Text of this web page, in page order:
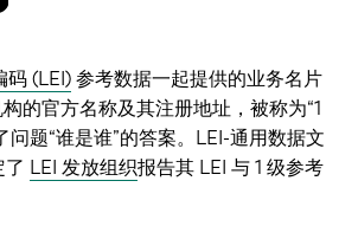
码 (LEI)参考数据一起提供的业务名片
的官方名称及其注册地址，被称为“1
问题“谁是谁”的答案。LEI-通用数据文
LEI 发放组织报告其 LEI 与 1 级参考